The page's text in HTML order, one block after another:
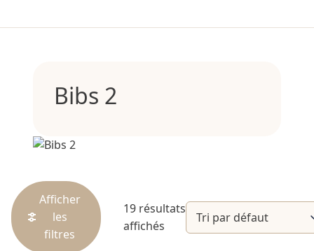
Bibs 2
Afficher
les
filtres
19 résultats
affichés